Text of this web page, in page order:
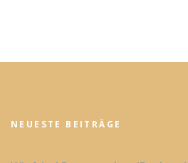
NEUESTE BEITRÄGE